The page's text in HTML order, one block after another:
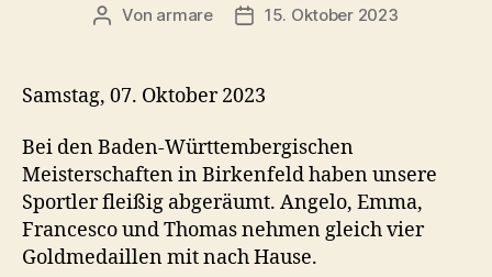
Beitragsautor
Von armare Beitragsdatum
15. Oktober 2023
Samstag, 07. Oktober 2023
Bei den Baden-Württembergischen
Meisterschaften in Birkenfeld haben unsere
Sportler fleißig abgeräumt. Angelo, Emma,
Francesco und Thomas nehmen gleich vier
Goldmedaillen mit nach Hause.